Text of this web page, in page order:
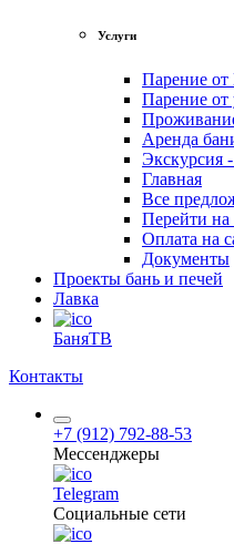
Услуги
Парение от
Парение от
Аренда
Экскурсия
Главная
Все
Перейти на
Оплата на
Документы
Проекты бань и печей
Лавка
БаняТВ
Контакты
+7 (912) 792-88-53
Мессенджеры
Telegram
Социальные сети